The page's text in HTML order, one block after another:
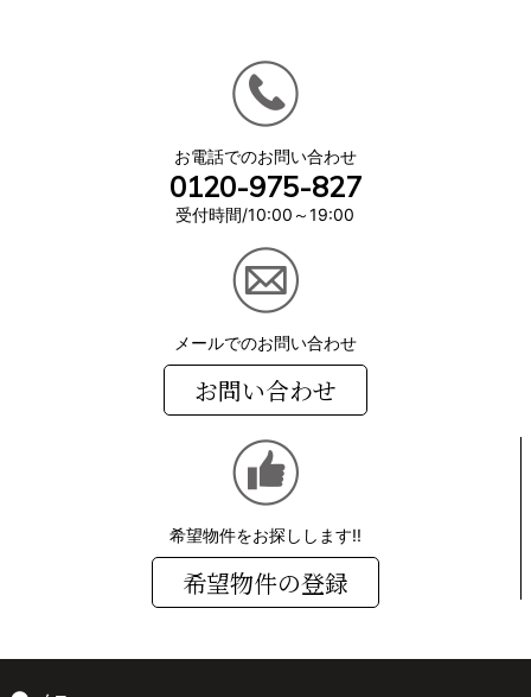
お電話でのお問い合わせ
0120-975-827
受付時間/10:00～19:00
メールでのお問い合わせ
お問い合わせ
希望物件をお探しします!!
希望物件の登録